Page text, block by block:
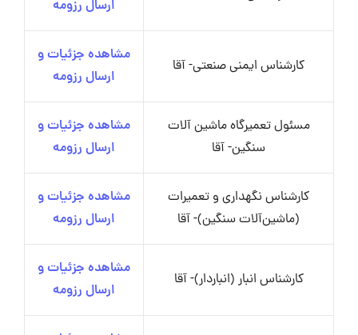
ارسال رزومه
کارشناس ایمنی صنعتی- آقا
مشاهده جزئیات و
ارسال رزومه
مسئول تعمیرگاه ماشین آلات
سنگین- آقا
مشاهده جزئیات و
ارسال رزومه
کارشناس نگهداری و تعمیرات
(ماشین‌آلات سنگین)- آقا
مشاهده جزئیات و
ارسال رزومه
کارشناس انبار (انباردار)- آقا
مشاهده جزئیات و
ارسال رزومه